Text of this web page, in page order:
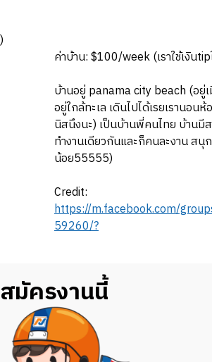
ค่าบ้าน: $100/week (เราใช้เงิน
บ้านอยู่ panama city beach (อยู่เ
อยู่ใกล้ทะเล เดินไปได้เรยเรานอ
นิสนึงนะ) เป็นบ้านพี่คนไทย บ้านมี
ทำงานเดียวกันและก็คนละงาน สนุ
น้อย55555)
Credit:
https://m.facebook.com/
59260/?
สมัครงานนี้